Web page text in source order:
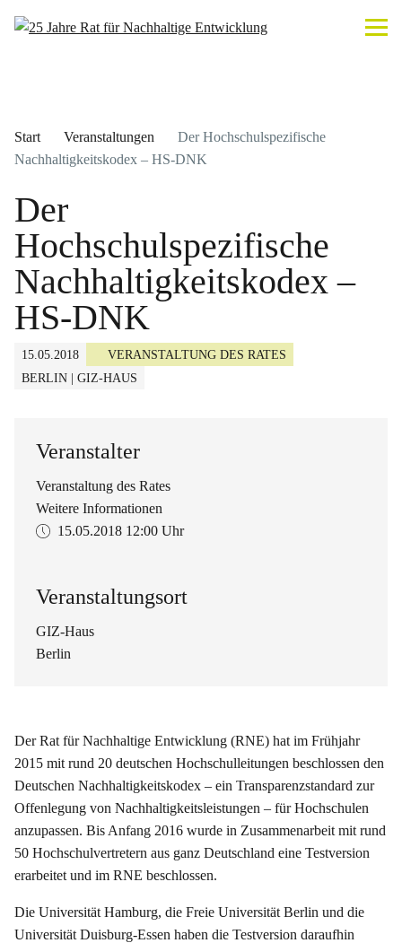
Start Veranstaltungen
Der Hochschulspezifische
Nachhaltigkeitskodex – HS-DNK
Der
Hochschulspezifische
Nachhaltigkeitskodex –
HS-DNK
15.05.2018
VERANSTALTUNG DES RATES
BERLIN | GIZ-HAUS
Veranstalter
Veranstaltung des Rates
Weitere Informationen
15.05.2018 12:00 Uhr
Veranstaltungsort
GIZ-Haus
Berlin
Der Rat für Nachhaltige Entwicklung (RNE) hat im Frühjahr
2015 mit rund 20 deutschen Hochschulleitungen beschlossen den
Deutschen Nachhaltigkeitskodex – ein Transparenzstandard zur
Offenlegung von Nachhaltigkeitsleistungen – für Hochschulen
anzupassen. Bis Anfang 2016 wurde in Zusammenarbeit mit rund
50 Hochschulvertretern aus ganz Deutschland eine Testversion
erarbeitet und im RNE beschlossen.
Die Universität Hamburg, die Freie Universität Berlin und die
Universität Duisburg-Essen haben die Testversion daraufhin